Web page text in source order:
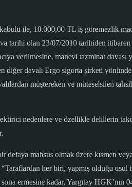
ile, 10.000,00 TL iş göremezlik
tarihi olan 23/07/2010 tarihiden
verilmesine, manevi tazminat
davalı Ergo sigorta şirketi
müştereken ve müteselsilen
nedenlere ve özellikle delillerin
mahsus olmak üzere kısmen
her biri, yapmış olduğu usul
ermesine kadar, Yargıtay